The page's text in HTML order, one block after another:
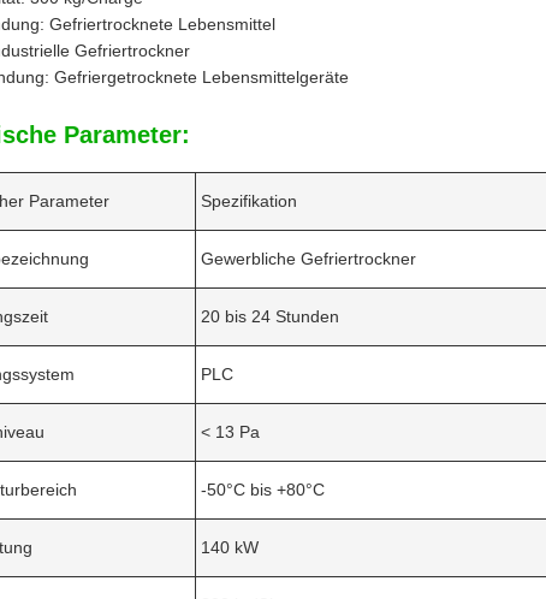
Gefriertrocknete Lebensmittel
Gefriertrockner
Gefriergetrocknete Lebensmittelgeräte
Parameter:
Parameter Spezifikation
Gewerbliche Gefriertrockner
20 bis 24 Stunden
PLC
< 13 Pa
-50°C bis +80°C
140 kW